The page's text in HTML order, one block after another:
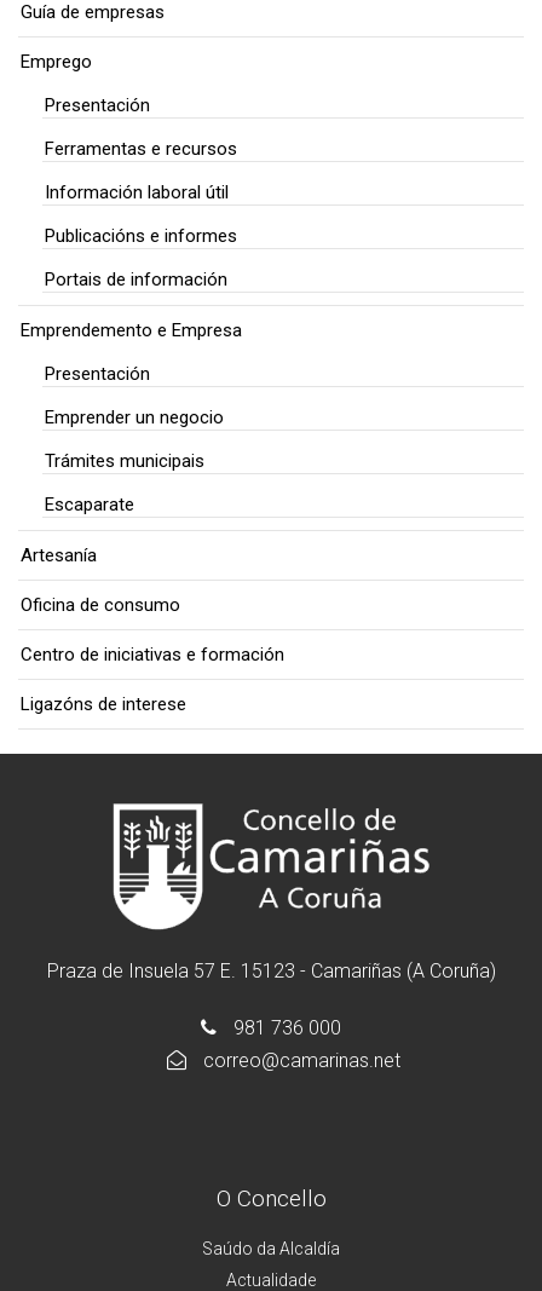
Guía de empresas
Emprego
Presentación
Ferramentas e recursos
Información laboral útil
Publicacións e informes
Portais de información
Emprendemento e Empresa
Presentación
Emprender un negocio
Trámites municipais
Escaparate
Artesanía
Oficina de consumo
Centro de iniciativas e formación
Ligazóns de interese
Praza de Insuela 57 E. 15123 - Camariñas (A Coruña)
981 736 000
correo@camarinas.net
O Concello
Saúdo da Alcaldía
Actualidade